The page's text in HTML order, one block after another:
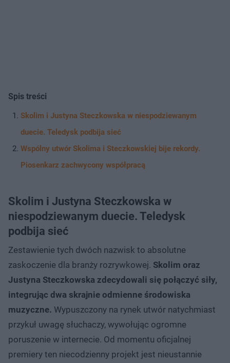
Spis treści
Skolim i Justyna Steczkowska w niespodziewanym
duecie. Teledysk podbija sieć
Wspólny utwór Skolima i Steczkowskiej bije rekordy.
Piosenkarz zachwycony współpracą
Skolim i Justyna Steczkowska w
niespodziewanym duecie. Teledysk
podbija sieć
Zestawienie tych dwóch nazwisk to absolutne
zaskoczenie dla branży rozrywkowej. Skolim oraz
Justyna Steczkowska zdecydowali się połączyć siły,
integrując dwa skrajnie odmienne środowiska
muzyczne. Wypuszczony na rynek utwór natychmiast
przykuł uwagę słuchaczy, wywołując ogromne
poruszenie w internecie. Od momentu oficjalnej
premiery ten niecodzienny projekt jest nieustannie